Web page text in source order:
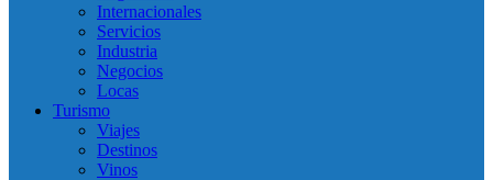
Internacionales
Servicios
Industria
Negocios
Locas
Turismo
Viajes
Destinos
Vinos